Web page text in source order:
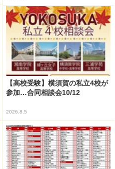
【高校受験】横須賀の私立4校が
参加…合同相談会10/12
2026.8.5